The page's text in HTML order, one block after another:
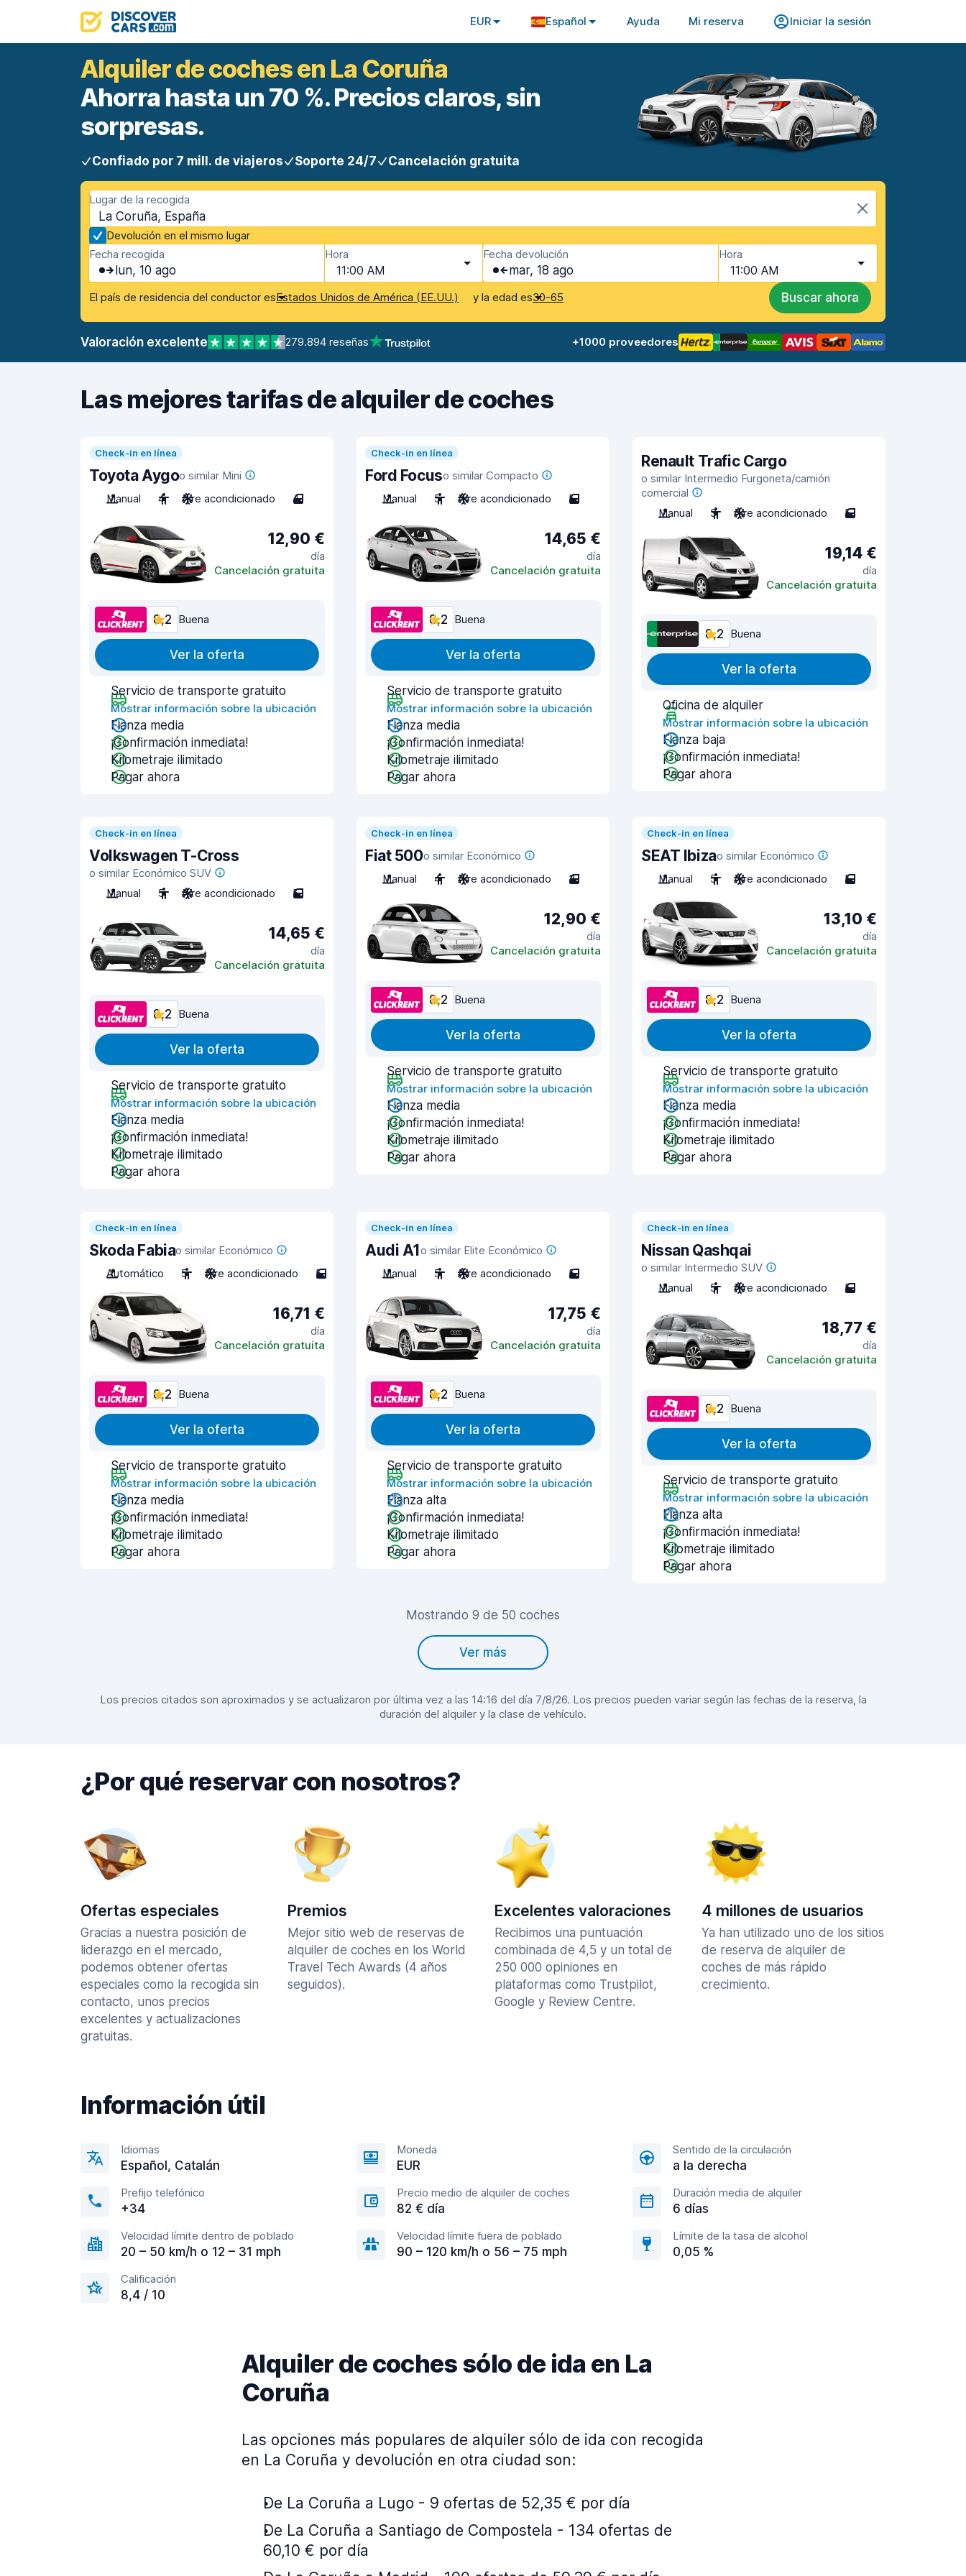
EUR Español Ayuda Mi reserva Iniciar la sesión
Alquiler de coches en La Coruña
Ahorra hasta un 70 %. Precios claros, sin
sorpresas.
Confiado por 7 mill. de viajeros Soporte 24/7 Cancelación gratuita
Lugar de la recogida
La Coruña, España
Devolución en el mismo lugar
Fecha recogida
lun, 10 ago
Hora
11:00 AM
Fecha devolución
mar, 18 ago
Hora
11:00 AM
El país de residencia del conductor esEstados Unidos de América (EE.UU.) y la edad es30-65 Buscar ahora
Valoración excelente 279.894 reseñas +1000 proveedores
Las mejores tarifas de alquiler de coches
Check-in en línea
Toyota Aygoo similar Mini
Manual
4 Aire acondicionado 4
12,90 €
día
Cancelación gratuita
8,2 Buena
Ver la oferta
Servicio de transporte gratuito
Mostrar información sobre la ubicación
Fianza media
¡Confirmación inmediata!
Kilometraje ilimitado
Pagar ahora
Check-in en línea
Ford Focuso similar Compacto
Manual
5 Aire acondicionado 5
14,65 €
día
Cancelación gratuita
8,2 Buena
Ver la oferta
Servicio de transporte gratuito
Mostrar información sobre la ubicación
Fianza media
¡Confirmación inmediata!
Kilometraje ilimitado
Pagar ahora
Renault Trafic Cargo
o similar Intermedio Furgoneta/camión
comercial
Manual
3 Aire acondicionado 5
19,14 €
día
Cancelación gratuita
8,2 Buena
Ver la oferta
Oficina de alquiler
Mostrar información sobre la ubicación
Fianza baja
¡Confirmación inmediata!
Pagar ahora
Check-in en línea
Volkswagen T-Cross
o similar Económico SUV
Manual
5 Aire acondicionado 5
14,65 €
día
Cancelación gratuita
8,2 Buena
Ver la oferta
Servicio de transporte gratuito
Mostrar información sobre la ubicación
Fianza media
¡Confirmación inmediata!
Kilometraje ilimitado
Pagar ahora
Check-in en línea
Fiat 500o similar Económico
Manual
4 Aire acondicionado 3
12,90 €
día
Cancelación gratuita
8,2 Buena
Ver la oferta
Servicio de transporte gratuito
Mostrar información sobre la ubicación
Fianza media
¡Confirmación inmediata!
Kilometraje ilimitado
Pagar ahora
Check-in en línea
SEAT Ibizao similar Económico
Manual
5 Aire acondicionado 5
13,10 €
día
Cancelación gratuita
8,2 Buena
Ver la oferta
Servicio de transporte gratuito
Mostrar información sobre la ubicación
Fianza media
¡Confirmación inmediata!
Kilometraje ilimitado
Pagar ahora
Check-in en línea
Skoda Fabiao similar Económico
Automático
5 Aire acondicionado 5
16,71 €
día
Cancelación gratuita
8,2 Buena
Ver la oferta
Servicio de transporte gratuito
Mostrar información sobre la ubicación
Fianza media
¡Confirmación inmediata!
Kilometraje ilimitado
Pagar ahora
Check-in en línea
Audi A1o similar Elite Económico
Manual
5 Aire acondicionado 5
17,75 €
día
Cancelación gratuita
8,2 Buena
Ver la oferta
Servicio de transporte gratuito
Mostrar información sobre la ubicación
Fianza alta
¡Confirmación inmediata!
Kilometraje ilimitado
Pagar ahora
Check-in en línea
Nissan Qashqai
o similar Intermedio SUV
Manual
5 Aire acondicionado 5
18,77 €
día
Cancelación gratuita
8,2 Buena
Ver la oferta
Servicio de transporte gratuito
Mostrar información sobre la ubicación
Fianza alta
¡Confirmación inmediata!
Kilometraje ilimitado
Pagar ahora
Mostrando 9 de 50 coches
Ver más
Los precios citados son aproximados y se actualizaron por última vez a las 14:16 del día 7/8/26. Los precios pueden variar según las fechas de la reserva, la
duración del alquiler y la clase de vehículo.
¿Por qué reservar con nosotros?
Ofertas especiales
Gracias a nuestra posición de
liderazgo en el mercado,
podemos obtener ofertas
especiales como la recogida sin
contacto, unos precios
excelentes y actualizaciones
gratuitas.
Premios
Mejor sitio web de reservas de
alquiler de coches en los World
Travel Tech Awards (4 años
seguidos).
Excelentes valoraciones
Recibimos una puntuación
combinada de 4,5 y un total de
250 000 opiniones en
plataformas como Trustpilot,
Google y Review Centre.
4 millones de usuarios
Ya han utilizado uno de los sitios
de reserva de alquiler de
coches de más rápido
crecimiento.
Información útil
Idiomas
Español, Catalán
Moneda
EUR
Sentido de la circulación
a la derecha
Prefijo telefónico
+34
Precio medio de alquiler de coches
82 € día
Duración media de alquiler
6 días
Velocidad límite dentro de poblado
20 – 50 km/h o 12 – 31 mph
Velocidad límite fuera de poblado
90 – 120 km/h o 56 – 75 mph
Límite de la tasa de alcohol
0,05 %
Calificación
8,4 / 10
Alquiler de coches sólo de ida en La
Coruña
Las opciones más populares de alquiler sólo de ida con recogida
en La Coruña y devolución en otra ciudad son:
De La Coruña a Lugo - 9 ofertas de 52,35 € por día
De La Coruña a Santiago de Compostela - 134 ofertas de
60,10 € por día